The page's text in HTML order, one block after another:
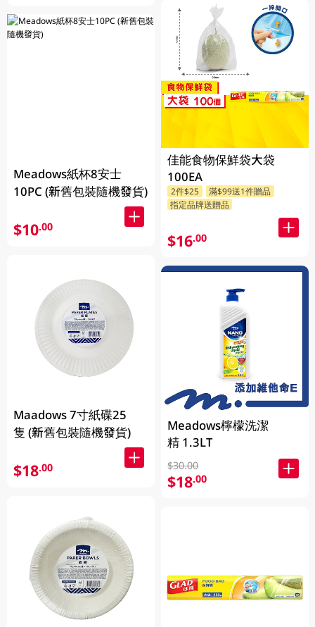
Meadows紙杯8安士
10PC (新舊包裝隨機發貨)
$10.00
Maadows 7寸紙碟25
隻 (新舊包裝隨機發貨)
$18.00
佳能食物保鮮袋大袋
100EA
2件$25
滿$99送1件贈品
指定品牌送贈品
$16.00
Meadows檸檬洗潔
精 1.3LT
$30.00
$18.00